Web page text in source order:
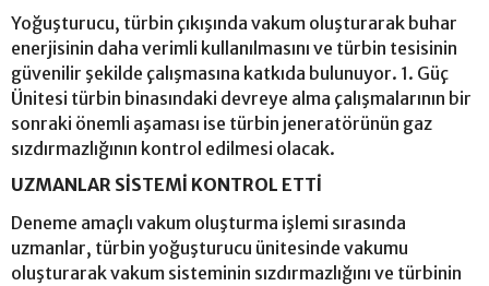
Yoğuşturucu, türbin çıkışında vakum oluşturarak buhar
enerjisinin daha verimli kullanılmasını ve türbin tesisinin
güvenilir şekilde çalışmasına katkıda bulunuyor. 1. Güç
Ünitesi türbin binasındaki devreye alma çalışmalarının bir
sonraki önemli aşaması ise türbin jeneratörünün gaz
sızdırmazlığının kontrol edilmesi olacak.
UZMANLAR SİSTEMİ KONTROL ETTİ
Deneme amaçlı vakum oluşturma işlemi sırasında
uzmanlar, türbin yoğuşturucu ünitesinde vakumu
oluşturarak vakum sisteminin sızdırmazlığını ve türbinin